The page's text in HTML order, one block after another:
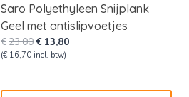
Saro Polyethyleen Snijplank
Geel met antislipvoetjes
€23,00Oorspronkelijke
prijs
€ 13,80Huidige
(€ 16,70 incl. btw)